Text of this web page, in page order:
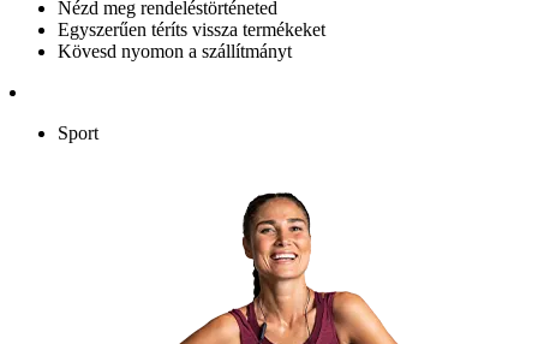
Nézd meg rendeléstörténeted
Egyszerűen téríts vissza termékeket
Kövesd nyomon a szállítmányt
Sport